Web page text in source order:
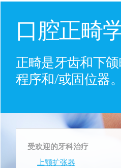
口腔正畸
正畸是牙齿和下
程序和/或固位器。
受欢迎的牙科治疗
上颚扩张器